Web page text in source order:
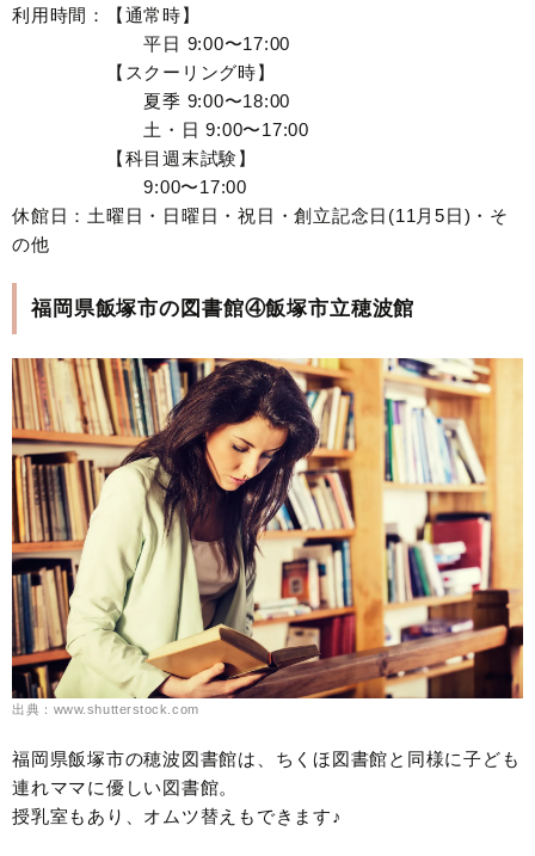
利用時間：【通常時】
平日 9:00〜17:00
【スクーリング時】
夏季 9:00〜18:00
土・日 9:00〜17:00
【科目週末試験】
9:00〜17:00
休館日：土曜日・日曜日・祝日・創立記念日(11月5日)・そ
の他
福岡県飯塚市の図書館④飯塚市立穂波館
出典：www.shutterstock.com
福岡県飯塚市の穂波図書館は、ちくほ図書館と同様に子ども
連れママに優しい図書館。
授乳室もあり、オムツ替えもできます♪